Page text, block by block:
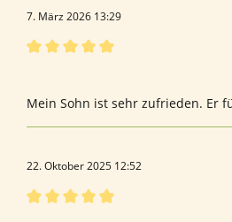
7. März 2026 13:29
Mein Sohn ist sehr zufrieden. Er
22. Oktober 2025 12:52